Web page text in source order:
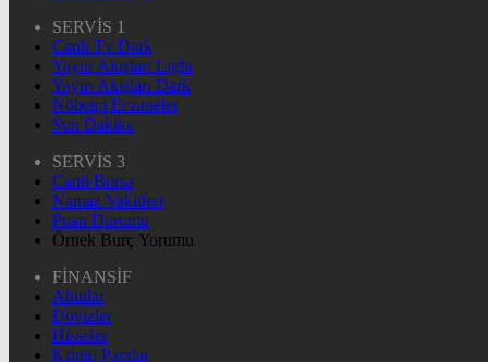
SERVİS 1
Canlı Tv Dark
Yayın Akışları Light
Yayın Akışları Dark
Nöbetçi Eczaneler
Son Dakika
SERVİS 3
Canlı Borsa
Namaz Vakitleri
Puan Durumu
Örnek Burç Yorumu
FİNANSİF
Altınlar
Dövizler
Hisseler
Kripto Paralar